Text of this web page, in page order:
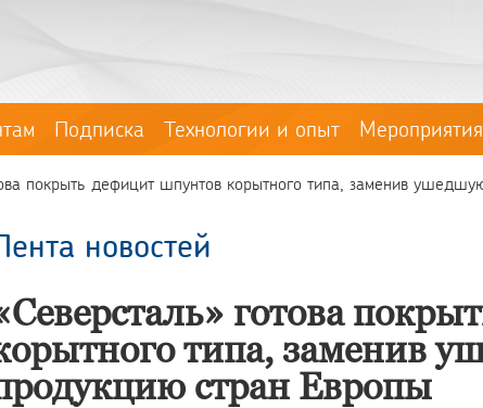
Подписка Технологии и опыт Мероприятия
покрыть дефицит шпунтов корытного типа, заменив
новостей
готова
типа, заменив
стран Европы